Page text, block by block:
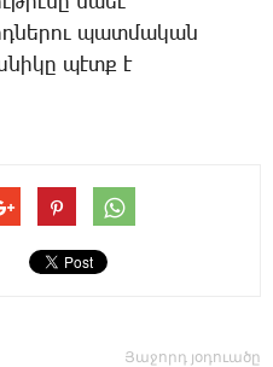
պատ­մա­կան
պէտք է
Յաջորդ յօդուածը